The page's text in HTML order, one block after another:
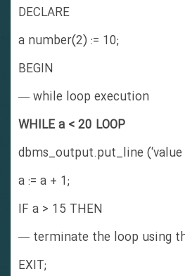
DECLARE
a number(2) := 10;
BEGIN
— while loop execution
WHILE a < 20 LOOP
dbms_output.put_line
a := a + 1;
IF a > 15 THEN
— terminate the loop
EXIT;